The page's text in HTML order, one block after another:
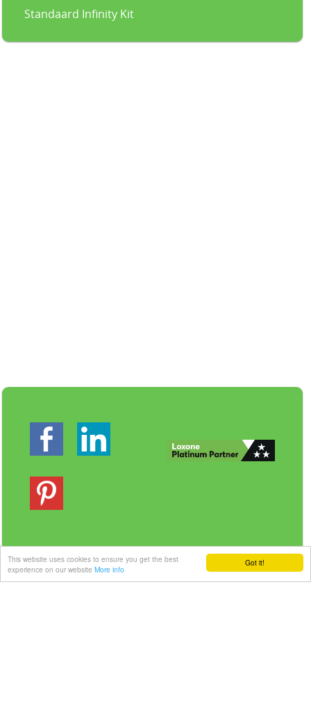
Got it!
This website uses cookies to ensure you get the best
experience on our website More info
Standaard Infinity Kit
Veilig betalen | Snelle levering